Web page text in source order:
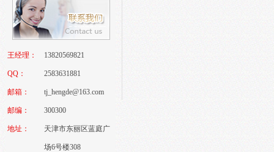
王经理： 13820569821
QQ： 2583631881
邮箱： tj_hengde@163.com
邮编： 300300
地址： 天津市东丽区蓝庭广
场6号楼308